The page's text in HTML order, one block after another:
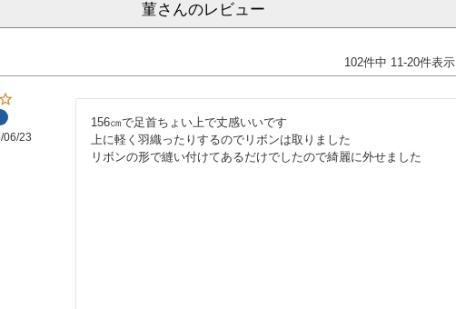
菫さんのレビュー
102件中 11-20件表示
06/23
156㎝で足首ちょい上で丈感いいです
上に軽く羽織ったりするのでリボンは取りました
リボンの形で縫い付けてあるだけでしたので綺麗に外せました